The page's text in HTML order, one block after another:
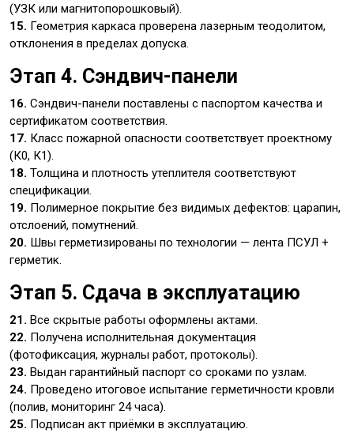
(УЗК или магнитопорошковый).
15. Геометрия каркаса проверена лазерным теодолитом,
отклонения в пределах допуска.
Этап 4. Сэндвич-панели
16. Сэндвич-панели поставлены с паспортом качества и
сертификатом соответствия.
17. Класс пожарной опасности соответствует проектному
(К0, К1).
18. Толщина и плотность утеплителя соответствуют
спецификации.
19. Полимерное покрытие без видимых дефектов: царапин,
отслоений, помутнений.
20. Швы герметизированы по технологии — лента ПСУЛ +
герметик.
Этап 5. Сдача в эксплуатацию
21. Все скрытые работы оформлены актами.
22. Получена исполнительная документация
(фотофиксация, журналы работ, протоколы).
23. Выдан гарантийный паспорт со сроками по узлам.
24. Проведено итоговое испытание герметичности кровли
(полив, мониторинг 24 часа).
25. Подписан акт приёмки в эксплуатацию.